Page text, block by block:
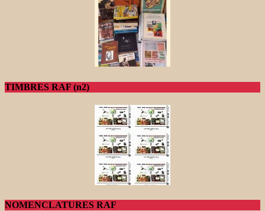
TIMBRES RAF (n2)
NOMENCLATURES RAF